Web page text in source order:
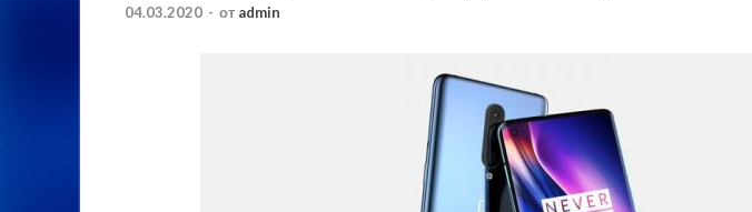
04.03.2020 - от admin